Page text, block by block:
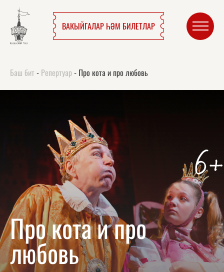
ВАКЫЙГАЛАР ҺӘМ БИЛЕТЛАР
Баш бит - Репертуар- Про кота и про любовь
6+
Про кота и про
любовь